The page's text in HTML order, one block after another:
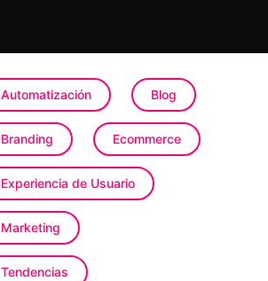
Automatización Blog
Branding Ecommerce
Experiencia de Usuario
Marketing
Tendencias